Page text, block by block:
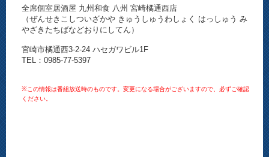
全席個室居酒屋 九州和食 八州 宮崎橘通西店
（ぜんせきこしついざかや きゅうしゅうわしょく はっしゅう み
やざきたちばなどおりにしてん）
宮崎市橘通西3-2-24 ハセガワビル1F
TEL：0985-77-5397
※この情報は番組放送時のものです。変更になる場合がございますので、必ずご確認
ください。